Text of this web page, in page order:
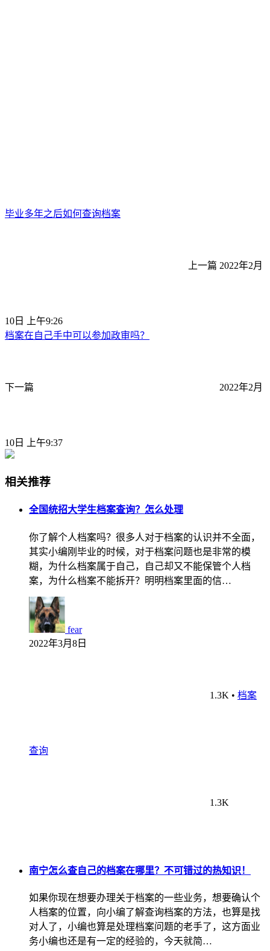
毕业多年之后如何查询档案
上一篇 2022年2月
10日 上午9:26
档案在自己手中可以参加政审吗？
下一篇 2022年2月
10日 上午9:37
相关推荐
全国统招大学生档案查询？怎么处理
你了解个人档案吗？很多人对于档案的认识并不全面，
其实小编刚毕业的时候，对于档案问题也是非常的模
糊，为什么档案属于自己，自己却又不能保管个人档
案，为什么档案不能拆开？明明档案里面的信…
fear
2022年3月8日
1.3K • 档案
查询
1.3K
南宁怎么查自己的档案在哪里？不可错过的热知识！
如果你现在想要办理关于档案的一些业务，想要确认个
人档案的位置，向小编了解查询档案的方法，也算是找
对人了，小编也算是处理档案问题的老手了，这方面业
务小编也还是有一定的经验的，今天就简…